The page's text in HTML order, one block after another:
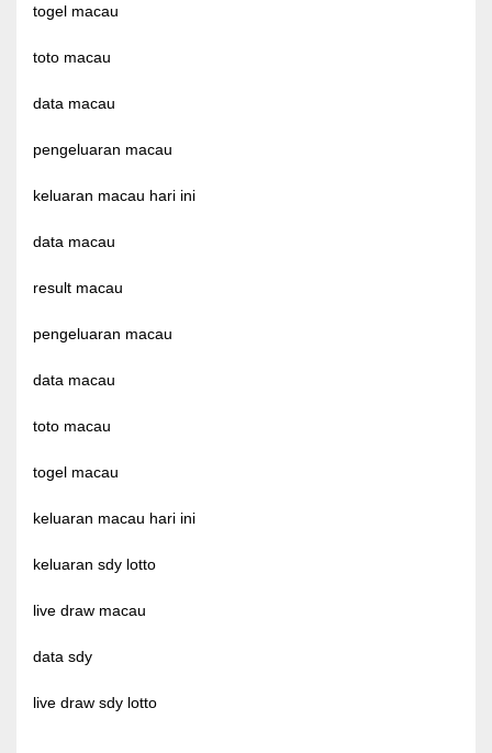
togel macau
toto macau
data macau
pengeluaran macau
keluaran macau hari ini
data macau
result macau
pengeluaran macau
data macau
toto macau
togel macau
keluaran macau hari ini
keluaran sdy lotto
live draw macau
data sdy
live draw sdy lotto